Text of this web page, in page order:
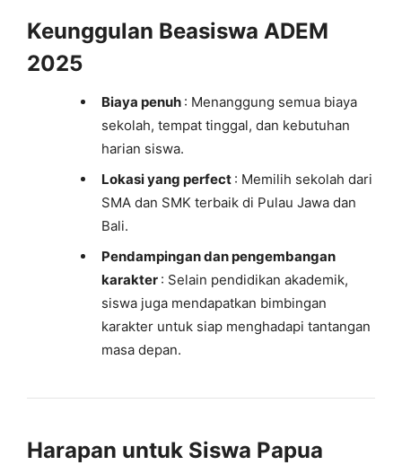
Keunggulan Beasiswa ADEM
2025
Biaya penuh : Menanggung semua biaya
sekolah, tempat tinggal, dan kebutuhan
harian siswa.
Lokasi yang perfect : Memilih sekolah dari
SMA dan SMK terbaik di Pulau Jawa dan
Bali.
Pendampingan dan pengembangan
karakter : Selain pendidikan akademik,
siswa juga mendapatkan bimbingan
karakter untuk siap menghadapi tantangan
masa depan.
Harapan untuk Siswa Papua